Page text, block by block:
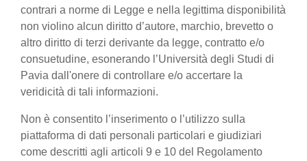
contrari a norme di Legge e nella legittima disponibilità
non violino alcun diritto d’autore, marchio, brevetto o
altro diritto di terzi derivante da legge, contratto e/o
consuetudine, esonerando l’Università degli Studi di
Pavia dall'onere di controllare e/o accertare la
veridicità di tali informazioni.
Non è consentito l’inserimento o l’utilizzo sulla
piattaforma di dati personali particolari e giudiziari
come descritti agli articoli 9 e 10 del Regolamento